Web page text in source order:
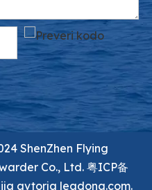
ShenZhen Flying
Co., Ltd. 粤ICP备
avtorja leadong.com.